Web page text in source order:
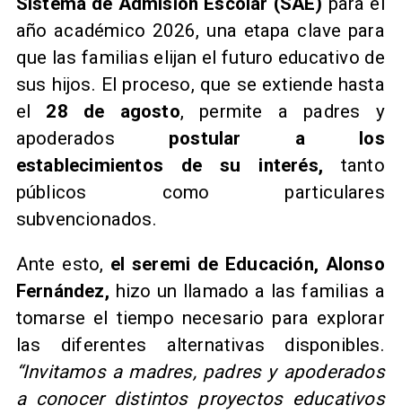
año académico 2026, una etapa clave para
que las familias elijan el futuro educativo de
sus hijos. El proceso, que se extiende hasta
el 28 de agosto, permite a padres y
apoderados postular a los
establecimientos de su interés, tanto
públicos como particulares
subvencionados.
Ante esto, el seremi de Educación, Alonso
Fernández, hizo un llamado a las familias a
tomarse el tiempo necesario para explorar
las diferentes alternativas disponibles.
“Invitamos a madres, padres y apoderados
a conocer distintos proyectos educativos